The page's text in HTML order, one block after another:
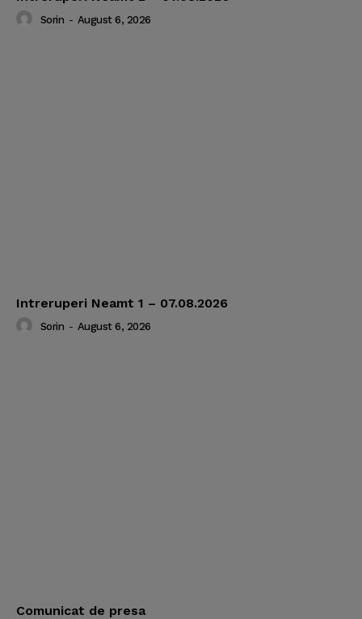
Sorin - August 6, 2026
Intreruperi Neamt 1 – 07.08.2026
Sorin - August 6, 2026
Comunicat de presa